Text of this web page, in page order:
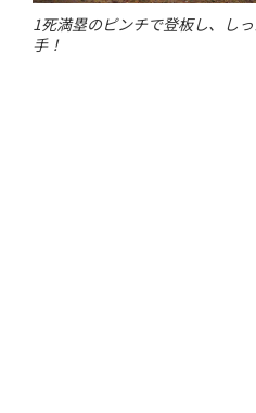
1死満塁のピンチで登板し、し
手！